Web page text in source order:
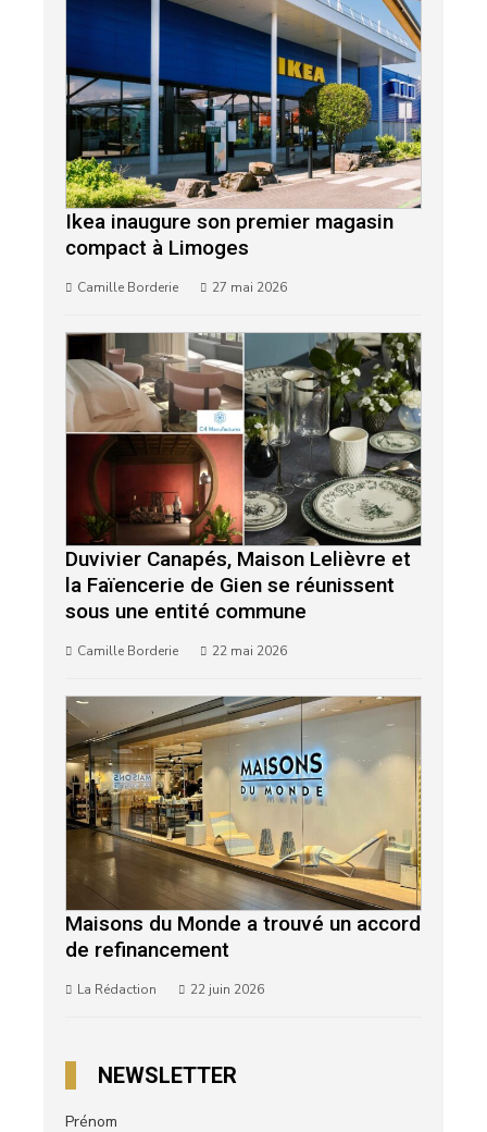
Ikea inaugure son premier magasin
compact à Limoges
Camille Borderie 27 mai 2026
Duvivier Canapés, Maison Lelièvre et
la Faïencerie de Gien se réunissent
sous une entité commune
Camille Borderie 22 mai 2026
Maisons du Monde a trouvé un accord
de refinancement
La Rédaction 22 juin 2026
NEWSLETTER
Prénom